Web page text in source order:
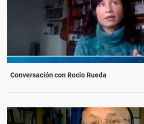
Conversación con Rocio Rueda